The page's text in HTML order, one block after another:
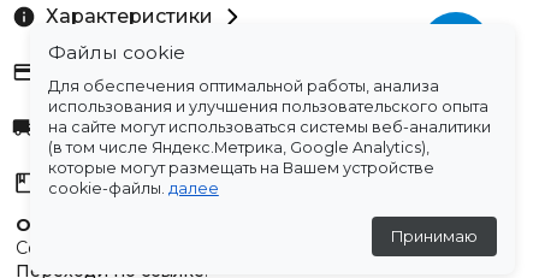
Характеристики
Доставка
Склады
Остались вопросы?
Создали для вас подборку часто задаваемых вопросов.
Переходи по ссылке.
Файлы cookie
Для обеспечения оптимальной работы, анализа
использования и улучшения пользовательского опыта
на сайте могут использоваться системы веб-аналитики
(в том числе Яндекс.Метрика, Google Analytics),
которые могут размещать на Вашем устройстве
cookie-файлы. далее
Принимаю